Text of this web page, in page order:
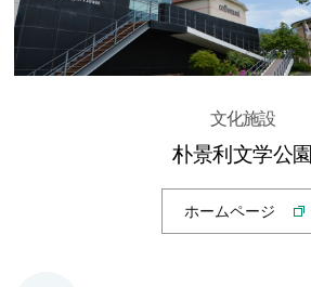
文化施設
朴景利文学公園
ホームページ